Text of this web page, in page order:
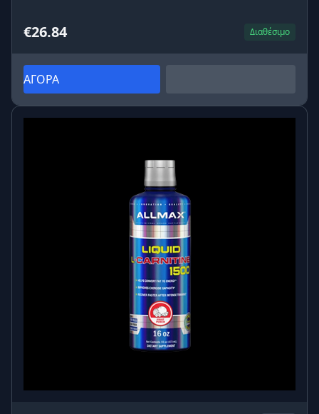
€26.84 Διαθέσιμο
ΑΓΟΡΑ